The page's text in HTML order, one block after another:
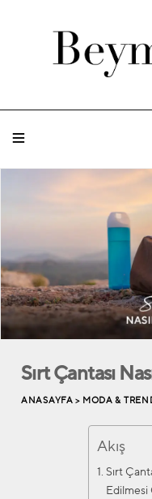
Sırt Çantası
ANASAYFA > MODA &
Akış
Sırt